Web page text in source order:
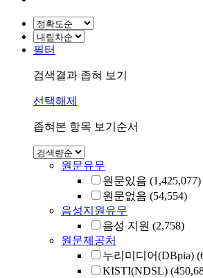
필터
검색결과 좁혀 보기
선택해제
좁혀본 항목 보기순서
원문유무
원문있음 (1,425,077)
원문없음 (54,554)
음성지원유무
음성 지원 (2,758)
원문제공처
누리미디어(DBpia)
KISTI(NDSL)